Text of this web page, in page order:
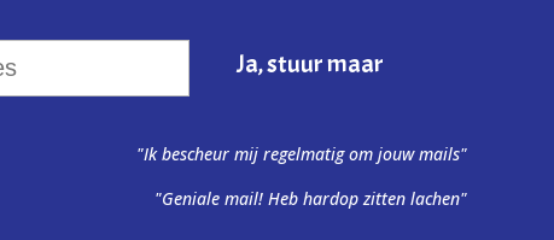
"Ik bescheur mij regelmatig om jouw mails"
"Geniale mail! Heb hardop zitten lachen"